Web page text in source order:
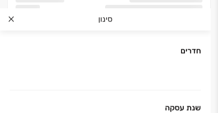
סינון
חדרים
שנת עסקה
אודות החברה